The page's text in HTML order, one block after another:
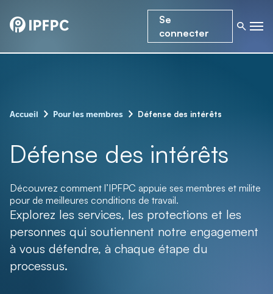
Se
connecter
Accueil – Pour les membres – Défense des intérêts
Défense des intérêts
Découvrez comment l’IPFPC appuie ses membres et milite
pour de meilleures conditions de travail.
Explorez les services, les protections et les
personnes qui soutiennent notre engagement
à vous défendre, à chaque étape du
processus.